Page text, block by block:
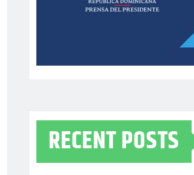
RECENT POSTS